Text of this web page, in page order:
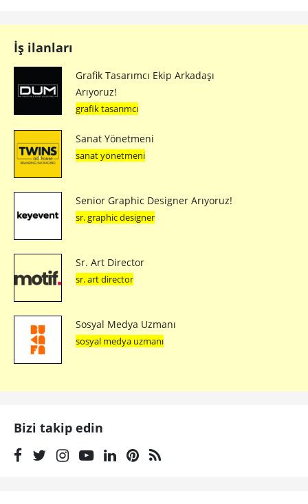
İş ilanları
Grafik Tasarımcı Ekip Arkadaşı
Arıyoruz!
grafik tasarımcı
Sanat Yönetmeni
sanat yönetmeni
Senior Graphic Designer Arıyoruz!
sr. graphic designer
Sr. Art Director
sr. art director
Sosyal Medya Uzmanı
sosyal medya uzmanı
Bizi takip edin